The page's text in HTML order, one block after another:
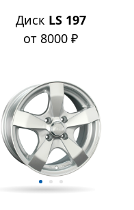
Диск LS 197
от 8000 ₽